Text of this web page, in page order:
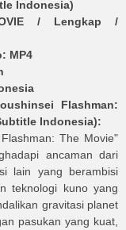
Indonesia)
/ Lengkap /
MP4
Flashman:
Indonesia):
The Movie"
ancaman dari
lain yang berambisi
teknologi kuno yang
gravitasi planet
pasukan yang kuat,